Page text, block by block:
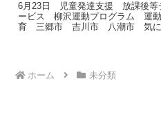
6月23日 児童発達支援 放課後等
ービス 柳沢運動プログラム 運
育 三郷市 吉川市 八潮市 気に
ホーム 未分類